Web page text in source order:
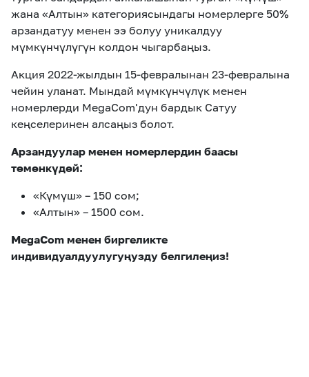
жана «Алтын» категориясындагы номерлерге 50%
арзандатуу менен ээ болуу уникалдуу
мүмкүнчүлүгүн колдон чыгарбаңыз.
Акция 2022-жылдын 15-февралынан 23-февралына
чейин уланат. Мындай мүмкүнчүлүк менен
номерлерди MegaCom'дун бардык Сатуу
кеңселеринен алсаңыз болот.
Арзандуулар менен номерлердин баасы
төмөнкүдөй:
«Күмүш» – 150 сом;
«Алтын» – 1500 сом.
MegaCom менен биргеликте
индивидуалдуулугуңузду белгилеңиз!